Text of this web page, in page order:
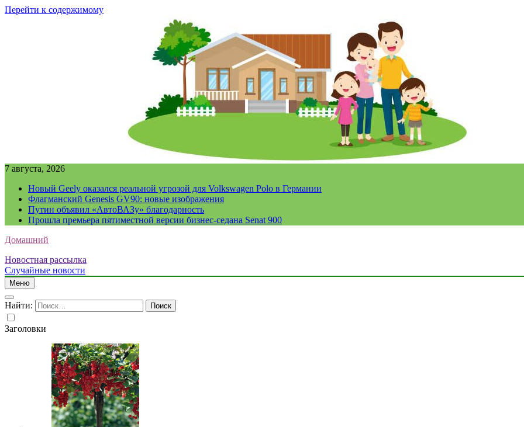
Перейти к содержимому
7 августа, 2026
Новый Geely оказался реальной угрозой для Volkswagen Polo в Германии
Флагманский Genesis GV90: новые изображения
Путин объявил «АвтоВАЗу» благодарность
Прошла премьера пятиместной версии бизнес-седана Senat 900
Домашний
Новостная рассылка
Случайные новости
Меню
Найти:
Заголовки